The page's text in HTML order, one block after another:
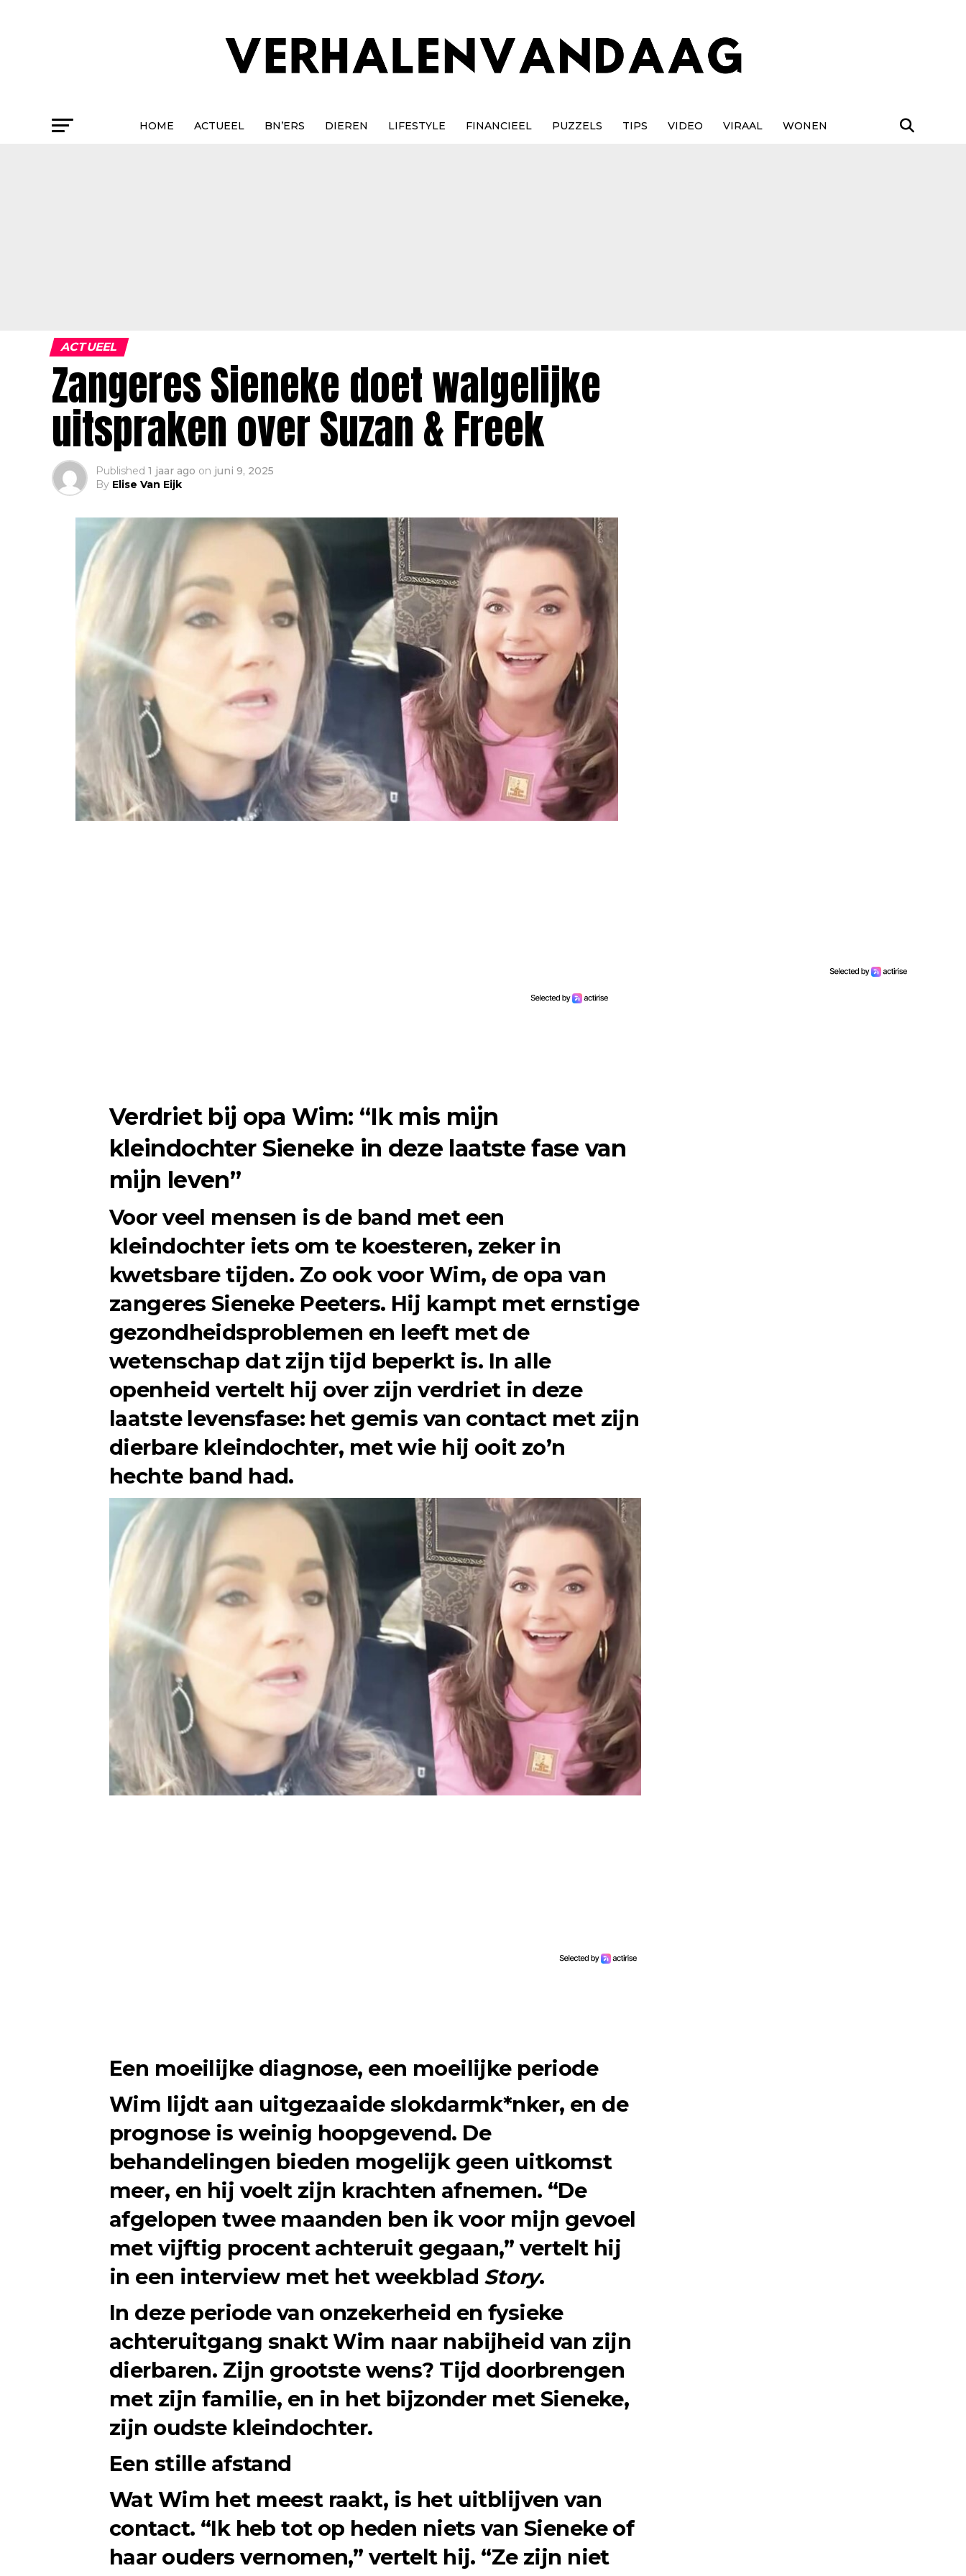
HOME ACTUEEL BN’ERS DIEREN LIFESTYLE FINANCIEEL PUZZELS TIPS VIDEO VIRAAL WONEN
ACTUEEL
Zangeres Sieneke doet walgelijke
uitspraken over Suzan & Freek
Published 1 jaar ago on juni 9, 2025
By Elise Van Eijk
Verdriet bij opa Wim: “Ik mis mijn
kleindochter Sieneke in deze laatste fase van
mijn leven”
Voor veel mensen is de band met een
kleindochter iets om te koesteren, zeker in
kwetsbare tijden. Zo ook voor Wim, de opa van
zangeres Sieneke Peeters. Hij kampt met ernstige
gezondheidsproblemen en leeft met de
wetenschap dat zijn tijd beperkt is. In alle
openheid vertelt hij over zijn verdriet in deze
laatste levensfase: het gemis van contact met zijn
dierbare kleindochter, met wie hij ooit zo’n
hechte band had.
Een moeilijke diagnose, een moeilijke periode
Wim lijdt aan uitgezaaide slokdarmk*nker, en de
prognose is weinig hoopgevend. De
behandelingen bieden mogelijk geen uitkomst
meer, en hij voelt zijn krachten afnemen. “De
afgelopen twee maanden ben ik voor mijn gevoel
met vijftig procent achteruit gegaan,” vertelt hij
in een interview met het weekblad Story.
In deze periode van onzekerheid en fysieke
achteruitgang snakt Wim naar nabijheid van zijn
dierbaren. Zijn grootste wens? Tijd doorbrengen
met zijn familie, en in het bijzonder met Sieneke,
zijn oudste kleindochter.
Een stille afstand
Wat Wim het meest raakt, is het uitblijven van
contact. “Ik heb tot op heden niets van Sieneke of
haar ouders vernomen,” vertelt hij. “Ze zijn niet